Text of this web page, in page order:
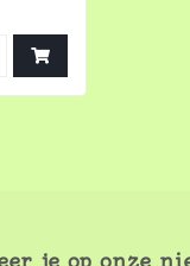
je op onze